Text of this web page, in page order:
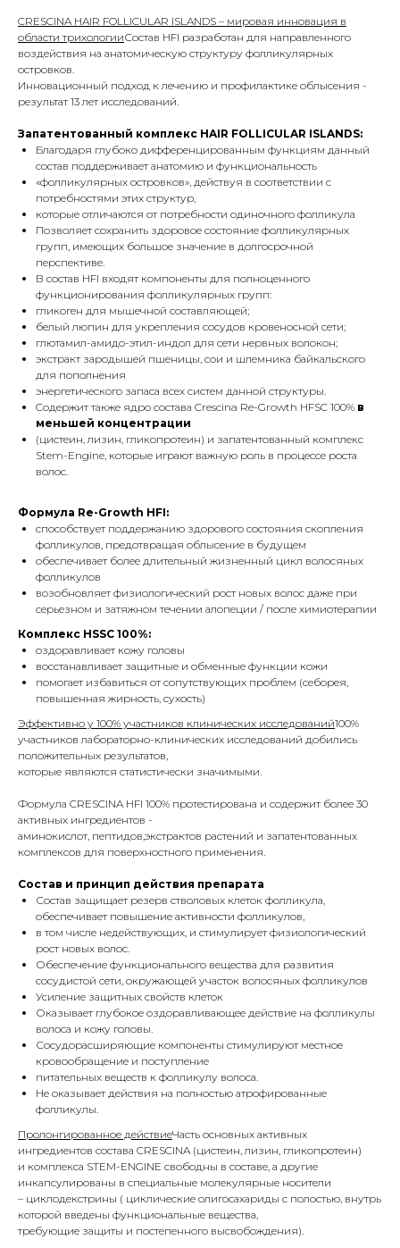
CRESCINA HAIR FOLLICULAR ISLANDS – мировая инновация в
области трихологииСостав HFI разработан для направленного
воздействия на анатомическую структуру фолликулярных
островков.
Инновационный подход к лечению и профилактике облысения -
результат 13 лет исследований.
Запатентованный комплекс HAIR FOLLICULAR ISLANDS:
Благодаря глубоко дифференцированным функциям данный
состав поддерживает анатомию и функциональность
«фолликулярных островков», действуя в соответствии с
потребностями этих структур,
которые отличаются от потребности одиночного фолликула
Позволяет сохранить здоровое состояние фолликулярных
групп, имеющих большое значение в долгосрочной
перспективе.
В состав HFI входят компоненты для полноценного
функционирования фолликулярных групп:
гликоген для мышечной составляющей;
белый люпин для укрепления сосудов кровеносной сети;
глютамил-амидо-этил-индол для сети нервных волокон;
экстракт зародышей пшеницы, сои и шлемника байкальского
для пополнения
энергетического запаса всех систем данной структуры.
Cодержит также ядро состава Crescina Re-Growth HFSC 100% в
меньшей концентрации
(цистеин, лизин, гликопротеин) и запатентованный комплекс
Stem-Engine, которые играют важную роль в процессе роста
волос.
Формула Re-Growth HFI:
способствует поддержанию здорового состояния скопления
фолликулов, предотвращая облысение в будущем
обеспечивает более длительный жизненный цикл волосяных
фолликулов
возобновляет физиологический рост новых волос даже при
серьезном и затяжном течении алопеции / после химиотерапии
Комплекс HSSC 100%:
оздоравливает кожу головы
восстанавливает защитные и обменные функции кожи
помогает избавиться от сопутствующих проблем (себорея,
повышенная жирность, сухость)
Эффективно у 100% участников клинических исследований100%
участников лабораторно-клинических исследований добились
положительных результатов,
которые являются статистически значимыми.
Формула CRESCINA HFI 100% протестирована и содержит более 30
активных ингредиентов -
аминокислот, пептидов,экстрактов растений и запатентованных
комплексов для поверхностного применения.
Состав и принцип действия препарата
Состав защищает резерв стволовых клеток фолликула,
обеспечивает повышение активности фолликулов,
в том числе недействующих, и стимулирует физиологический
рост новых волос.
Обеспечение функционального вещества для развития
сосудистой сети, окружающей участок волосяных фолликулов
Усиление защитных свойств клеток
Оказывает глубокое оздоравливающее действие на фолликулы
волоса и кожу головы.
Сосудорасширяющие компоненты стимулируют местное
кровообращение и поступление
питательных веществ к фолликулу волоса.
Не оказывает действия на полностью атрофированные
фолликулы.
Пролонгированное действиеЧасть основных активных
ингредиентов состава CRESCINA (цистеин, лизин, гликопротеин)
и комплекса STEM-ENGINE свободны в составе, а другие
инкапсулированы в специальные молекулярные носители
– циклодекстрины ( циклические олигосахариды с полостью, внутрь
которой введены функциональные вещества,
требующие защиты и постепенного высвобождения).